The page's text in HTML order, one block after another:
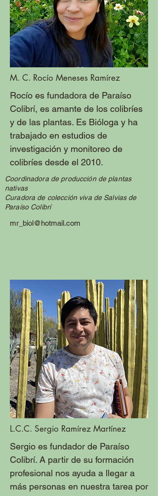
M. C. Rocío Meneses Ramírez
Rocío es fundadora de Paraíso
Colibrí, es amante de los colibríes
y de las plantas. Es Bióloga y ha
trabajado en estudios de
investigación y monitoreo de
colibríes desde el 2010.
Coordinadora de producción de plantas
nativas
Curadora de colección viva de Salvias de
Paraíso Colibrí
mr_biol@hotmail.com
L.C.C. Sergio Ramírez Martínez
Sergio es fundador de Paraíso
Colibrí. A partir de su formación
profesional nos ayuda a llegar a
más personas en nuestra tarea por